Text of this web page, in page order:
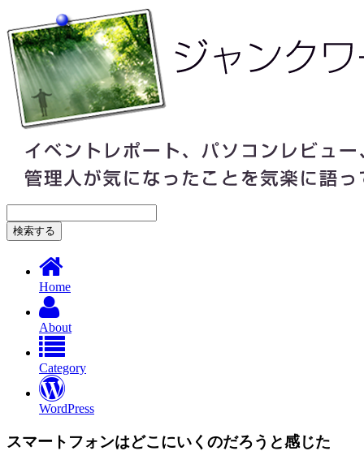
Home
About
Category
WordPress
スマートフォンはどこにいくのだろうと感じた